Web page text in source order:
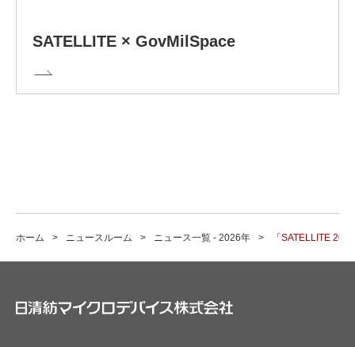
SATELLITE × GovMilSpace
ホーム ニュースルーム ニュース一覧 - 2026年 「SATELLITE